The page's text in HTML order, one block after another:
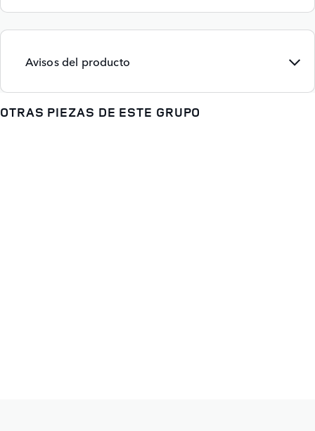
Avisos del producto
OTRAS PIEZAS DE ESTE GRUPO